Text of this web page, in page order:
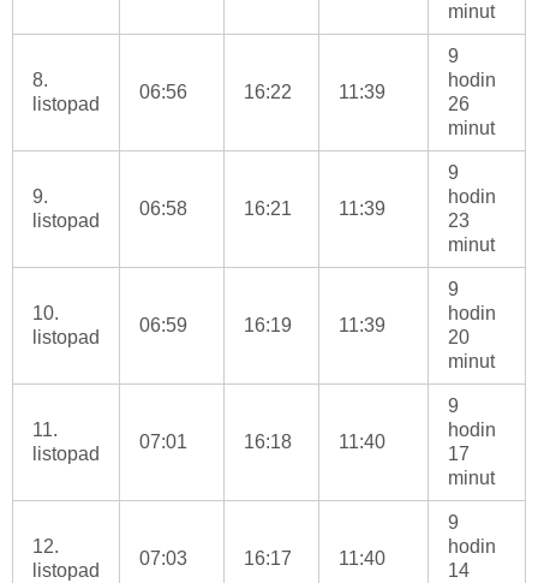
minut
8.
listopad
06:56 16:22 11:39
9
hodin
26
minut
9.
listopad
06:58 16:21 11:39
9
hodin
23
minut
10.
listopad
06:59 16:19 11:39
9
hodin
20
minut
11.
listopad
07:01 16:18 11:40
9
hodin
17
minut
12.
listopad
07:03 16:17 11:40
9
hodin
14